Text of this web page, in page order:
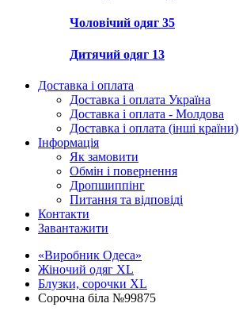
Чоловічий одяг 35
Дитячий одяг 13
Доставка і оплата
Доставка і оплата Україна
Доставка і оплата - Молдова
Доставка і оплата (інші країни)
Інформація
Як замовити
Обмін і повернення
Дропшиппінг
Питання та відповіді
Контакти
Завантажити
«Виробник Одеса»
Жіночий одяг XL
Блузки, сорочки XL
Сорочна біла №99875